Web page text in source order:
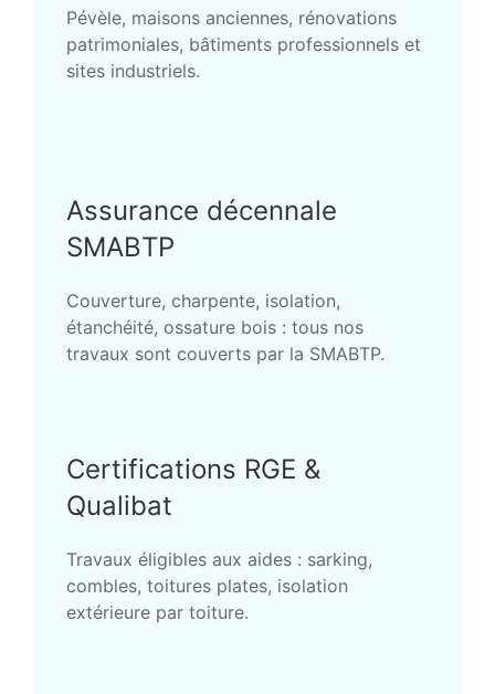
Pévèle, maisons anciennes, rénovations
patrimoniales, bâtiments professionnels et
sites industriels.
Assurance décennale
SMABTP
Couverture, charpente, isolation,
étanchéité, ossature bois : tous nos
travaux sont couverts par la SMABTP.
Certifications RGE &
Qualibat
Travaux éligibles aux aides : sarking,
combles, toitures plates, isolation
extérieure par toiture.